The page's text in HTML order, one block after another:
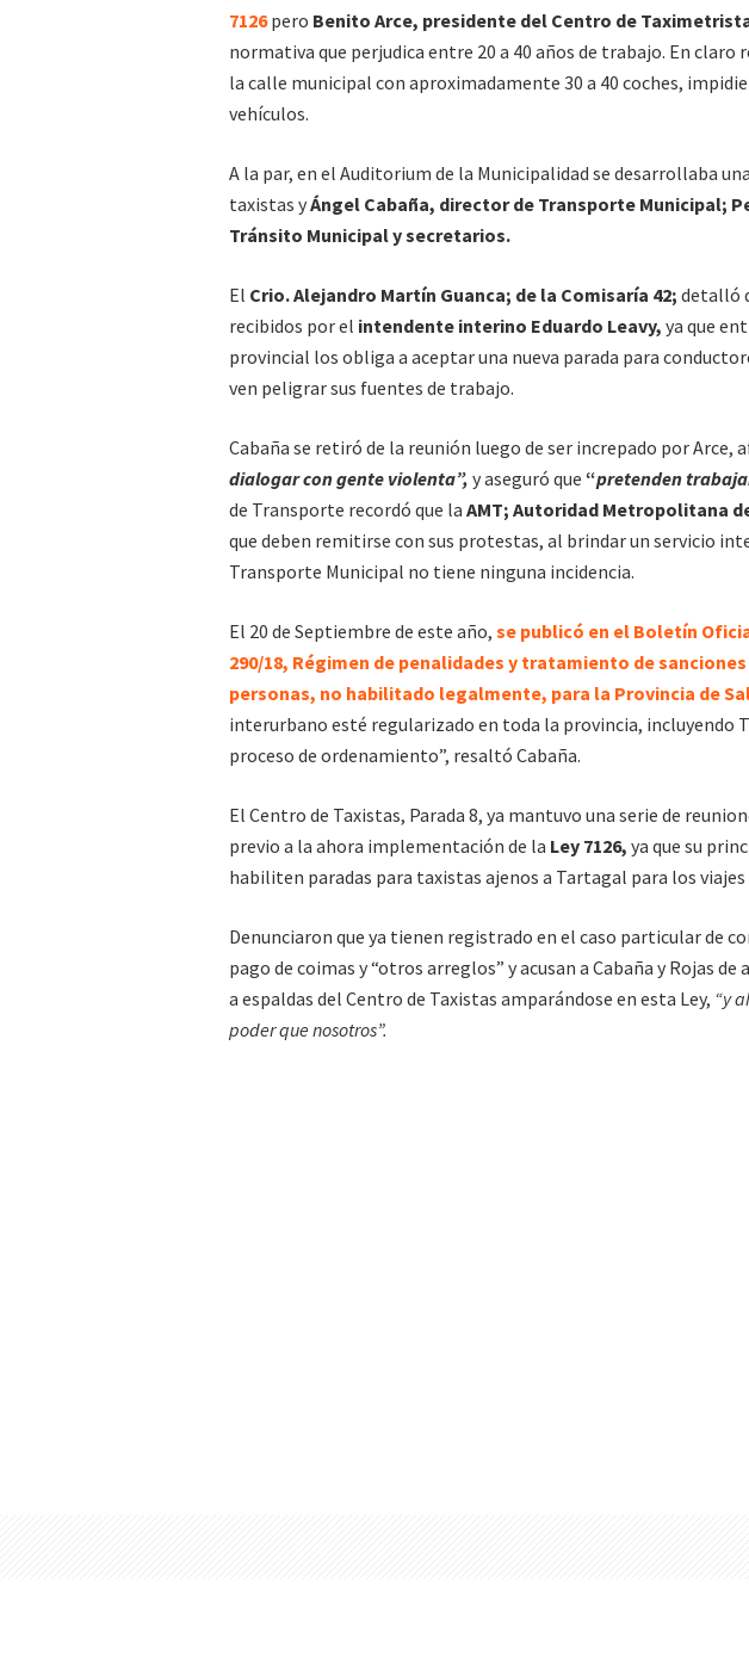
7126 pero Benito Arce, presidente del Centro de
normativa que perjudica entre 20 a 40 años de trabajo. En claro
la calle municipal con aproximadamente 30 a 40 coches,
vehículos.
A la par, en el Auditorium de la Municipalidad se desarrollaba
taxistas yÁngel Cabaña, director de Transporte Municipal;
Tránsito Municipal y secretarios.
El Crio. Alejandro Martín Guanca; de la Comisaría 42; detalló
recibidos por el intendente interino Eduardo Leavy, ya que
provincial los obliga a aceptar una nueva parada para
ven peligrar sus fuentes de trabajo.
Cabaña se retiró de la reunión luego de ser increpado por Arce,
dialogar con gente violenta”, y aseguró que “pretenden
de Transporte recordó que la AMT; Autoridad Metropolitana
que deben remitirse con sus protestas, al brindar un servicio
Transporte Municipal no tiene ninguna incidencia.
El 20 de Septiembre de este año, se publicó en el Boletín
290/18, Régimen de penalidades y tratamiento de
personas, no habilitado legalmente, para la Provincia de
interurbano esté regularizado en toda la provincia,
proceso de ordenamiento”, resaltó Cabaña.
El Centro de Taxistas, Parada 8, ya mantuvo una serie de
previo a la ahora implementación de la Ley 7126, ya que su
habiliten paradas para taxistas ajenos a Tartagal para los
Denunciaron que ya tienen registrado en el caso particular de
pago de coimas y “otros arreglos” y acusan a Cabaña y Rojas
a espaldas del Centro de Taxistas amparándose en esta Ley, “y
poder que nosotros”.